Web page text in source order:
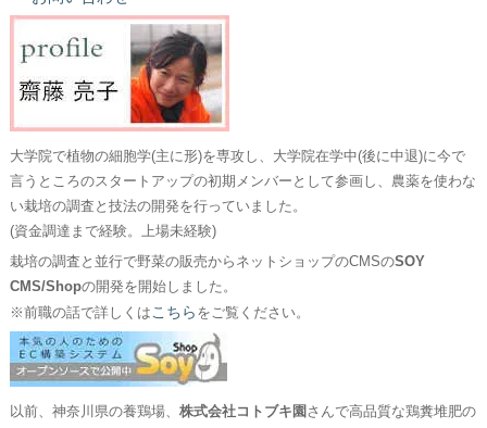
大学院で植物の細胞学(主に形)を専攻し、大学院在学中(後に中退)に今で
言うところのスタートアップの初期メンバーとして参画し、農薬を使わな
い栽培の調査と技法の開発を行っていました。
(資金調達まで経験。上場未経験)
栽培の調査と並行で野菜の販売からネットショップのCMSのSOY
CMS/Shopの開発を開始しました。
※前職の話で詳しくはこちら をご覧ください。
以前、神奈川県の養鶏場、 株式会社コトブキ園 さんで高品質な鶏糞堆肥の